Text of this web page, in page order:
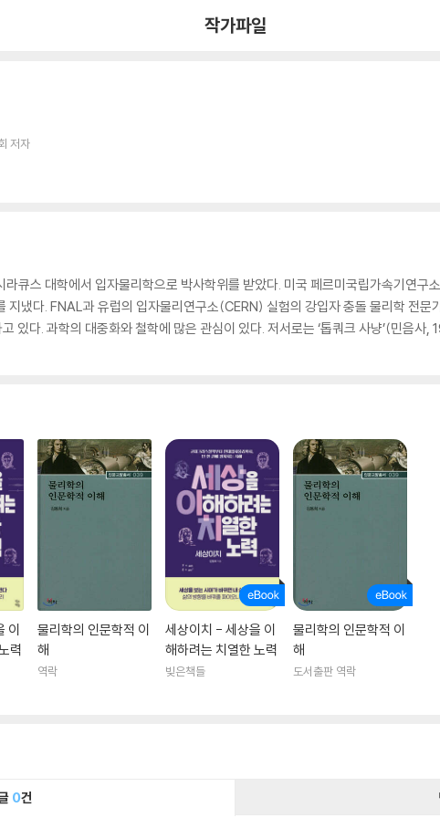
작가파일
저자
큐스 대학에서 입자물리학으로 박사학위를 받았다. 미국 페르미국립가속기연
지냈다. FNAL과 유럽의 입자물리연구소(CERN) 실험의 강입자 충돌 물리학 전문
있다. 과학의 대중화와 철학에 많은 관심이 있다. 저서로는 ‘톱쿼크 사냥’(민음사
이
력
물리학의 인문학적 이
해
역락
세상이치 - 세상을 이
해하려는 치열한 노력
빚은책들
물리학의 인문학적 이
해
도서출판 역락
0건